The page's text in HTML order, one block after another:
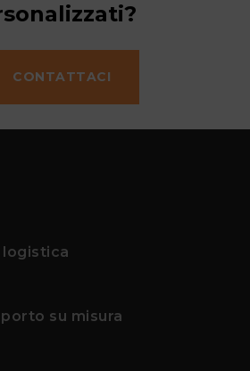
CONTATTACI
logistica
su misura